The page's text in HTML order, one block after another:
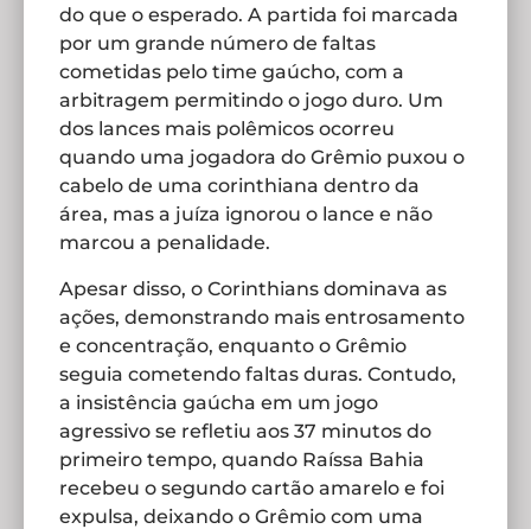
do que o esperado. A partida foi marcada
por um grande número de faltas
cometidas pelo time gaúcho, com a
arbitragem permitindo o jogo duro. Um
dos lances mais polêmicos ocorreu
quando uma jogadora do Grêmio puxou o
cabelo de uma corinthiana dentro da
área, mas a juíza ignorou o lance e não
marcou a penalidade.
Apesar disso, o Corinthians dominava as
ações, demonstrando mais entrosamento
e concentração, enquanto o Grêmio
seguia cometendo faltas duras. Contudo,
a insistência gaúcha em um jogo
agressivo se refletiu aos 37 minutos do
primeiro tempo, quando Raíssa Bahia
recebeu o segundo cartão amarelo e foi
expulsa, deixando o Grêmio com uma